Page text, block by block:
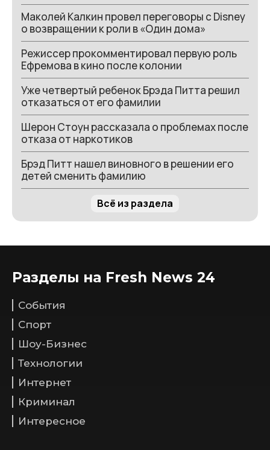
Маколей Калкин провел переговоры с Disney
о возвращении к роли в «Один дома»
Режиссер прокомментировал первую роль
Ефремова в кино после колонии
Уже четвертый ребенок Брэда Питта решил
отказаться от его фамилии
Шерон Стоун рассказала о проблемах после
отказа от наркотиков
Брэд Питт нашел виновного в решении его
детей сменить фамилию
Всё из раздела
Разделы на Fresh News 24
События
Спорт
Шоу-Бизнес
Технологии
Интернет
Криминал
Интересное